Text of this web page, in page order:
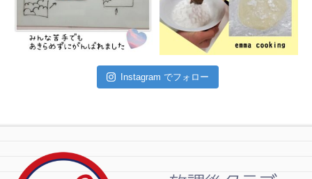
Instagram でフォロー